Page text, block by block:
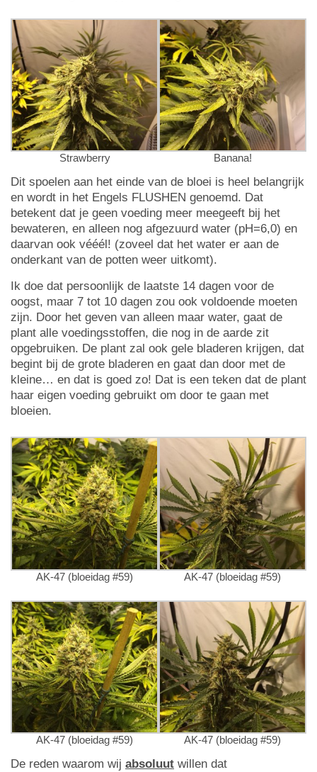
Strawberry Banana!
Dit spoelen aan het einde van de bloei is heel belangrijk
en wordt in het Engels FLUSHEN genoemd. Dat
betekent dat je geen voeding meer meegeeft bij het
bewateren, en alleen nog afgezuurd water (pH=6,0) en
daarvan ook vééél! (zoveel dat het water er aan de
onderkant van de potten weer uitkomt).
Ik doe dat persoonlijk de laatste 14 dagen voor de
oogst, maar 7 tot 10 dagen zou ook voldoende moeten
zijn. Door het geven van alleen maar water, gaat de
plant alle voedingsstoffen, die nog in de aarde zit
opgebruiken. De plant zal ook gele bladeren krijgen, dat
begint bij de grote bladeren en gaat dan door met de
kleine… en dat is goed zo! Dat is een teken dat de plant
haar eigen voeding gebruikt om door te gaan met
bloeien.
AK-47 (bloeidag #59) AK-47 (bloeidag #59)
AK-47 (bloeidag #59) AK-47 (bloeidag #59)
De reden waarom wij absoluut willen dat